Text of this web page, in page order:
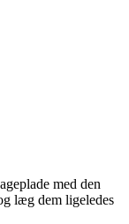
med den
læg dem ligeledes